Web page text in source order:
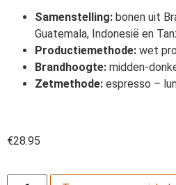
Samenstelling: bonen uit
Guatemala, Indonesië̈ en
Productiemethode: wet
Brandhoogte: midden-
Zetmethode: espresso –
€28.95